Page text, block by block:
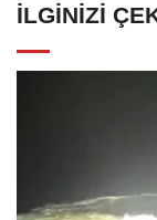
İLGINIZI